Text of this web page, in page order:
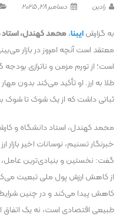
رادین دسامبر 28, 2025
به گزارشایبنا،محمد کهندل،
معتقد است آنچه امروز در بازار
است؛ از تورم مزمن و ناترازی بودجه
طلا به ارز. او تأکید می‌کند بدون
ثباتی داشت که از یک شوک تا شوک
محمد کهندل، استاد دانشگاه و
خبرنگار تسنیم، نوسانات اخیر
گفت: نخستین و بنیادی‌ترین عامل،
از کاهش ارزش پول ملی تبعیت
کاهش پیدا می‌کند و در چنین
طبیعی اقتصادی است، نه یک اتفاق